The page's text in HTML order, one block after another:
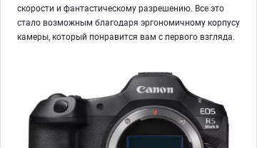
скорости и фантастическому разрешению. Все это
стало возможным благодаря эргономичному корпусу
камеры, который понравится вам с первого взгляда.